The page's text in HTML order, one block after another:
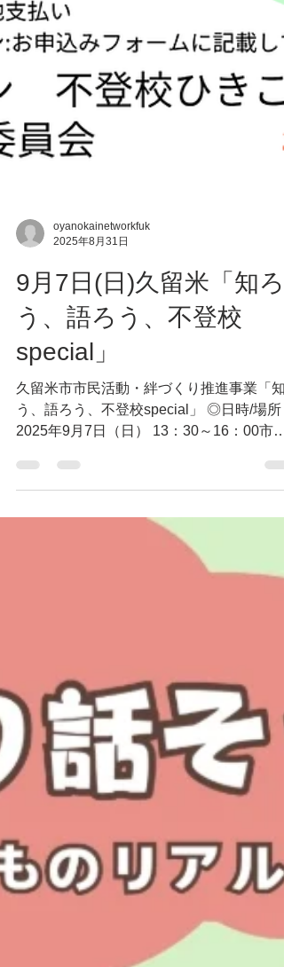
oyanokainetworkfuk
2025年8月31日
9月7日(日)久留米「知ろ
う、語ろう、不登校
special」
う、語ろう、不登校special」 ◎日時/場所
2025年9月7日（日） 13：30～16：00市民
活動サポートセンターみんくる セミナー